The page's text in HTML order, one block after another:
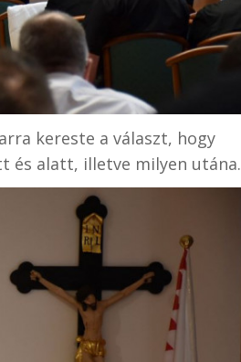
kereste a választ, hogy
és alatt, illetve milyen utána.